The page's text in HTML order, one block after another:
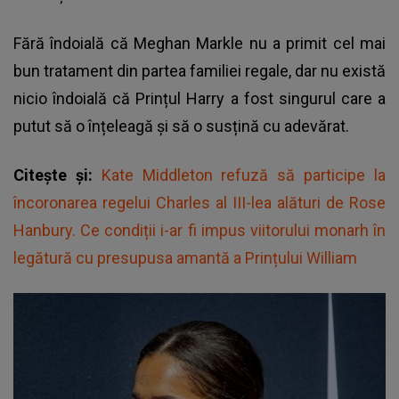
Fără îndoială că Meghan Markle nu a primit cel mai
bun tratament din partea familiei regale, dar nu există
nicio îndoială că Prințul Harry a fost singurul care a
putut să o înțeleagă și să o susțină cu adevărat.
Citește și: Kate Middleton refuză să participe la
încoronarea regelui Charles al III-lea alături de Rose
Hanbury. Ce condiții i-ar fi impus viitorului monarh în
legătură cu presupusa amantă a Prințului William